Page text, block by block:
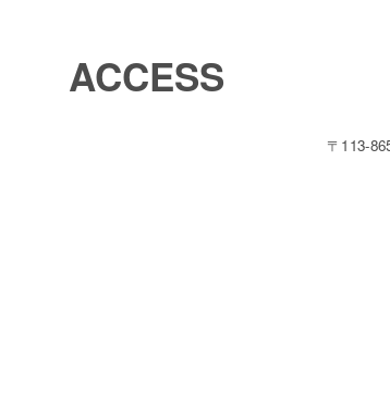
ACCESS
〒113-